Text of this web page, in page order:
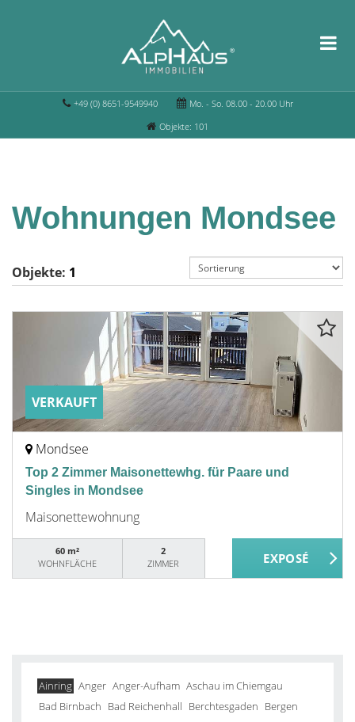
+49 (0) 8651-9549940
Mo. - So. 08.00 - 20.00 Uhr
Objekte: 101
Wohnungen Mondsee
Objekte: 1
VERKAUFT
Mondsee
Top 2 Zimmer Maisonettewhg. für Paare und
Singles in Mondsee
Maisonettewohnung
60 m²
WOHNFLÄCHE
2
ZIMMER
Ainring Anger Anger-Aufham Aschau im Chiemgau
Bad Birnbach Bad Reichenhall Berchtesgaden Bergen